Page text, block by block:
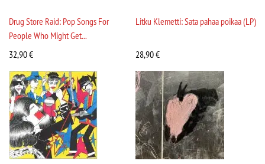
Drug Store Raid: Pop Songs For
People Who Might Get...
32,90€
Litku Klemetti: Sata pahaa poikaa (LP)
28,90€